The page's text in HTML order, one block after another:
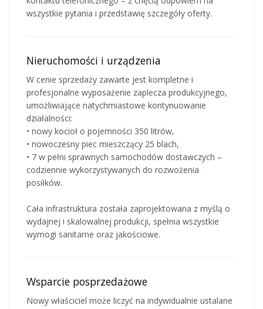
wszystkie pytania i przedstawię szczegóły oferty.
Nieruchomości i urządzenia
W cenie sprzedaży zawarte jest kompletne i
profesjonalne wyposażenie zaplecza produkcyjnego,
umożliwiające natychmiastowe kontynuowanie
działalności:
• nowy kocioł o pojemności 350 litrów,
• nowoczesny piec mieszczący 25 blach,
• 7 w pełni sprawnych samochodów dostawczych –
codziennie wykorzystywanych do rozwożenia
posiłków.
Cała infrastruktura została zaprojektowana z myślą o
wydajnej i skalowalnej produkcji, spełnia wszystkie
wymogi sanitarne oraz jakościowe.
Wsparcie posprzedażowe
Nowy właściciel może liczyć na indywidualnie ustalane